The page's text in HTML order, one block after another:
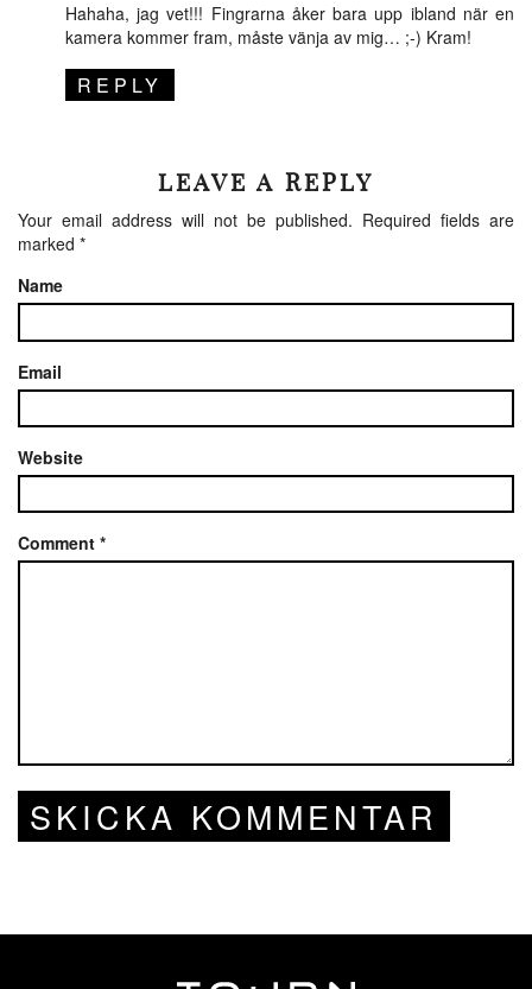
Hahaha, jag vet!!! Fingrarna åker bara upp ibland när en
kamera kommer fram, måste vänja av mig… ;-) Kram!
REPLY
LEAVE A REPLY
Your email address will not be published. Required fields are
marked *
Name
Email
Website
Comment *
SKICKA KOMMENTAR